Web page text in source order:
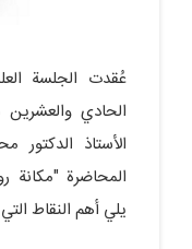
عُقدت الجلسة
الأستاذ
المحاضرة "مكانة
يلي أهم النقاط